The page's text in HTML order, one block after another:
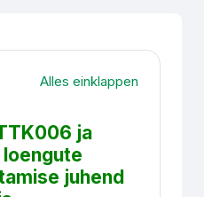
Alles einklappen
ja
juhend